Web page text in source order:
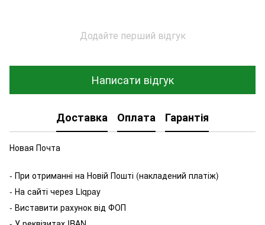
Додайте перший відгук
Написати відгук
Доставка Оплата Гарантія
Новая Почта
- При отриманні на Новій Пошті (накладений платіж)
- На сайті через Liqpay
- Виставити рахунок від ФОП